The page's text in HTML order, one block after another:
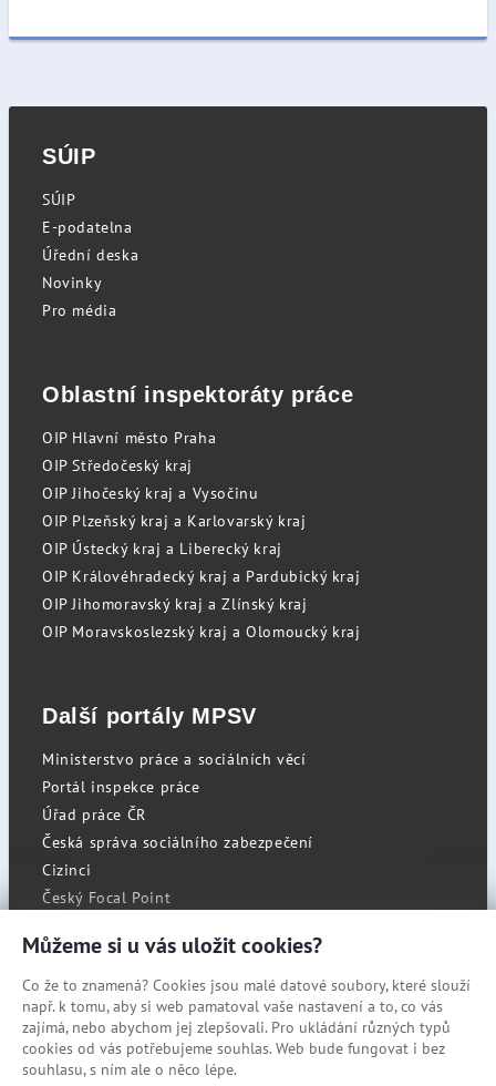
SÚIP
SÚIP
E-podatelna
Úřední deska
Novinky
Pro média
Oblastní inspektoráty práce
OIP Hlavní město Praha
OIP Středočeský kraj
OIP Jihočeský kraj a Vysočinu
OIP Plzeňský kraj a Karlovarský kraj
OIP Ústecký kraj a Liberecký kraj
OIP Královéhradecký kraj a Pardubický kraj
OIP Jihomoravský kraj a Zlínský kraj
OIP Moravskoslezský kraj a Olomoucký kraj
Další portály MPSV
Ministerstvo práce a sociálních věcí
Portál inspekce práce
Úřad práce ČR
Česká správa sociálního zabezpečení
Cizinci
Český Focal Point
RSS
Cookies
Prohlášení o přístupnosti
Mapa stránek
Můžeme si u vás uložit cookies?
Co že to znamená? Cookies jsou malé datové soubory, které slouží
např. k tomu, aby si web pamatoval vaše nastavení a to, co vás
zajímá, nebo abychom jej zlepšovali. Pro ukládání různých typů
cookies od vás potřebujeme souhlas. Web bude fungovat i bez
souhlasu, s ním ale o něco lépe.